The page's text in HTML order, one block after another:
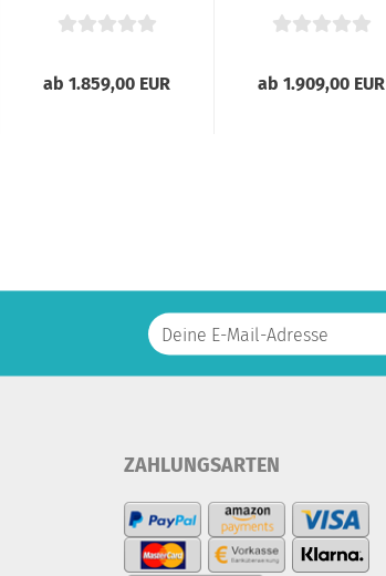
ab 1.859,00 EUR
Rigg
ab 1.909,00 EUR
ZAHLUNGSARTEN